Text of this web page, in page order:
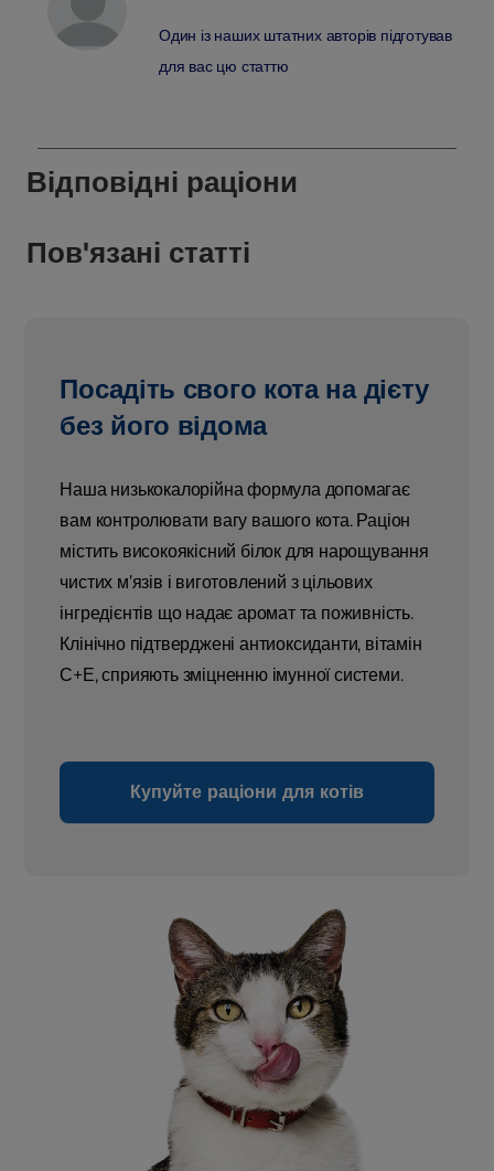
Один із наших штатних авторів підготував
для вас цю статтю
Відповідні раціони
Пов'язані статті
Посадіть свого кота на дієту
без його відома
Наша низькокалорійна формула допомагає
вам контролювати вагу вашого кота. Раціон
містить високоякісний білок для нарощування
чистих м’язів і виготовлений з цільових
інгредієнтів що надає аромат та поживність.
Клінічно підтверджені антиоксиданти, вітамін
С+Е, сприяють зміцненню імунної системи.
Купуйте раціони для котів